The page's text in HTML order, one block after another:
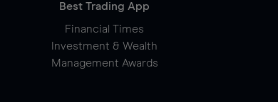
Best Trading App
Financial Times
Investment & Wealth
Management Awards